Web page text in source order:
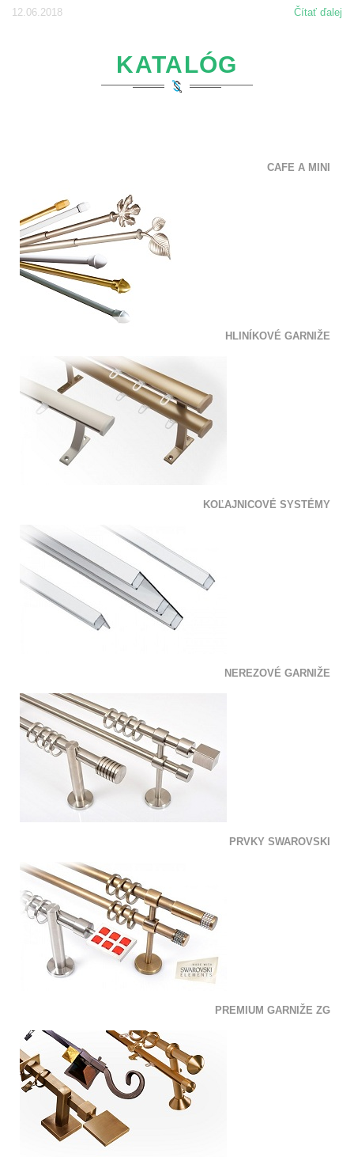
12.06.2018
Čítať ďalej
KATALÓG
CAFE A MINI
HLINÍKOVÉ GARNIŽE
KOĽAJNICOVÉ SYSTÉMY
NEREZOVÉ GARNIŽE
PRVKY SWAROVSKI
PREMIUM GARNIŽE ZG